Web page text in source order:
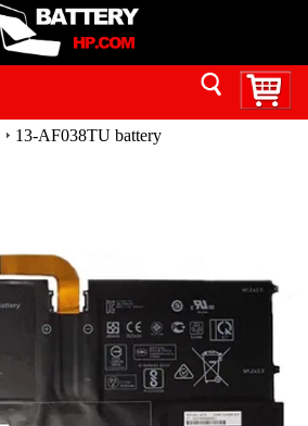
13-AF038TU battery